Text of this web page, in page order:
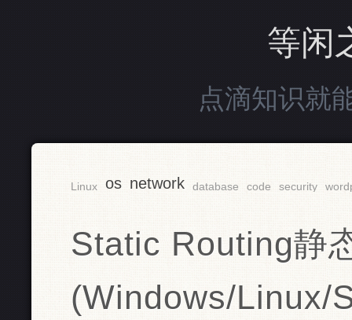
等闲
点滴知识就
Linux os network database code security
Static Routing静
(Windows/Linux/